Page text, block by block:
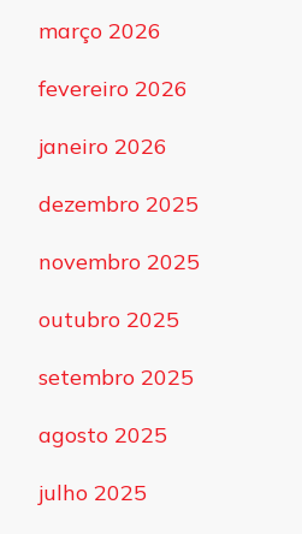
março 2026
fevereiro 2026
janeiro 2026
dezembro 2025
novembro 2025
outubro 2025
setembro 2025
agosto 2025
julho 2025